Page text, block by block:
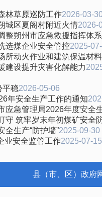
林草原巡防工作2026-03-
城区夏阁村附近火情2026-
整朔州市应急救援指挥体
选煤企业安全管控2025-
所动火作业和建筑保温材
建设提升灾害化解能力
平稳2026-05-06
年安全生产工作的通知
应急管理局2026年度安全
守 筑牢岁末年初煤矿安全
全生产“防护墙”2025-09-30
业安全监管工作2025-07-15
县（市、区）政府